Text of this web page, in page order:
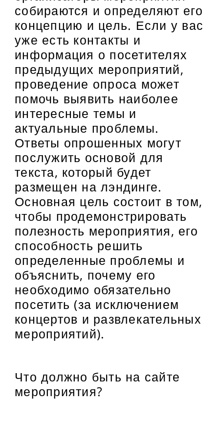
собираются и определяют его
концепцию и цель. Если у вас
уже есть контакты и
информация о посетителях
предыдущих мероприятий,
проведение опроса может
помочь выявить наиболее
интересные темы и
актуальные проблемы.
Ответы опрошенных могут
послужить основой для
текста, который будет
размещен на лэндинге.
Основная цель состоит в том,
чтобы продемонстрировать
полезность мероприятия, его
способность решить
определенные проблемы и
объяснить, почему его
необходимо обязательно
посетить (за исключением
концертов и развлекательных
мероприятий).
Что должно быть на сайте
мероприятия?